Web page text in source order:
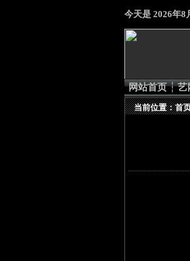
今天是 2026年8
网站首页 ┆ 艺
当前位置：首